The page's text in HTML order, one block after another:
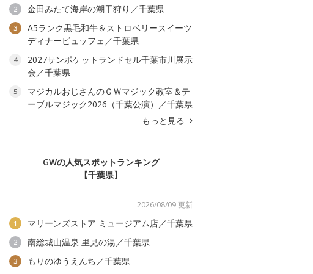
2 金田みたて海岸の潮干狩り／千葉県
3
A5ランク黒毛和牛＆ストロベリースイーツ
ディナービュッフェ／千葉県
4
2027サンポケットランドセル千葉市川展示
会／千葉県
5
マジカルおじさんのＧＷマジック教室＆テ
ーブルマジック2026（千葉公演）／千葉県
もっと見る
GWの人気スポットランキング
【千葉県】
2026/08/09 更新
1 マリーンズストア ミュージアム店／千葉県
2 南総城山温泉 里見の湯／千葉県
3 もりのゆうえんち／千葉県